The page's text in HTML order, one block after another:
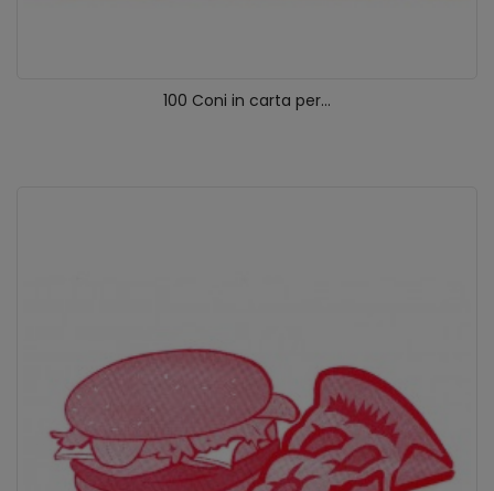
100 Coni in carta per...